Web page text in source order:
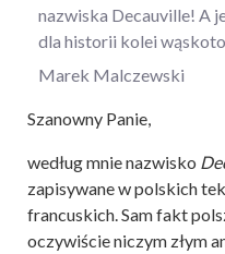
nazwiska Decauville! A
dla historii kolei
Marek Malczewski
Szanowny Panie,
według mnie nazwisko
zapisywane w polskich
francuskich. Sam fakt
oczywiście niczym złym